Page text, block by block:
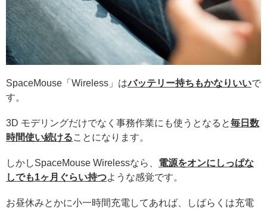
SpaceMouse「Wireless」はバッテリー持ちもかなりいいで
す。
3D モデリングだけでなく事務作業にも使うとなると毎日数
時間使い続けることになります。
しかしSpaceMouse Wirelessなら、 電源をオンにしっぱな
しでも1ヶ月ぐらい持つような感覚です。
お昼休みとかに小一時間充電してあれば、しばらくは充電